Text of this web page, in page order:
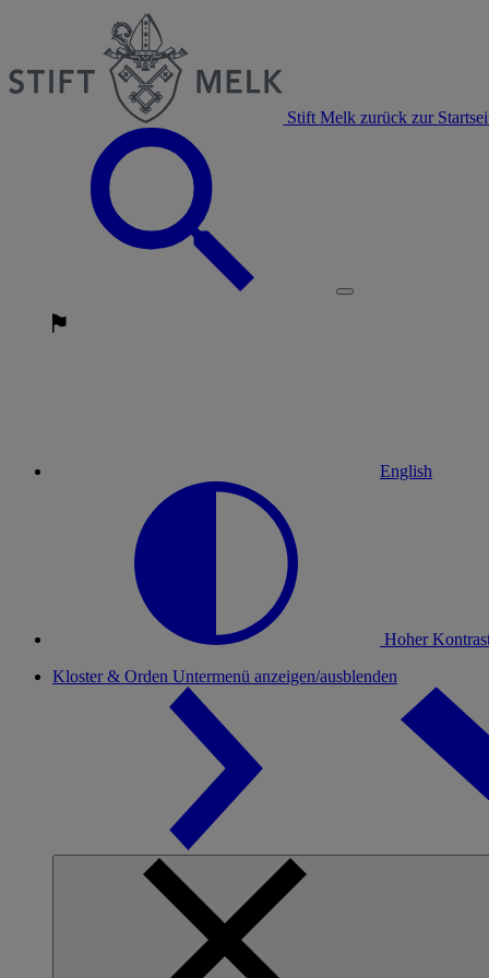
Stift Melk zurück zur
English
Hoher
Kloster & Orden Untermenü anzeigen/ausblenden